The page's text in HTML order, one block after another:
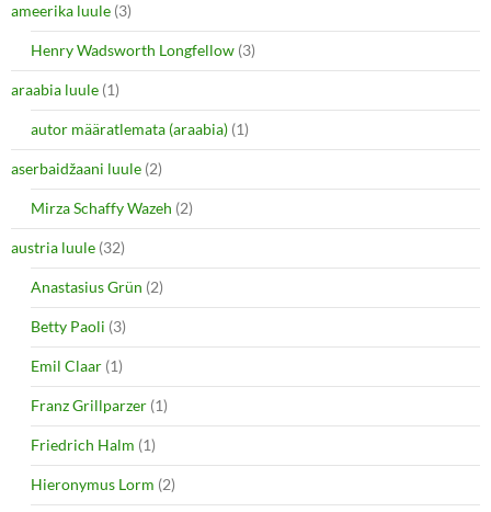
ameerika luule (3)
Henry Wadsworth Longfellow (3)
araabia luule (1)
autor määratlemata (araabia) (1)
aserbaidžaani luule (2)
Mirza Schaffy Wazeh (2)
austria luule (32)
Anastasius Grün (2)
Betty Paoli (3)
Emil Claar (1)
Franz Grillparzer (1)
Friedrich Halm (1)
Hieronymus Lorm (2)